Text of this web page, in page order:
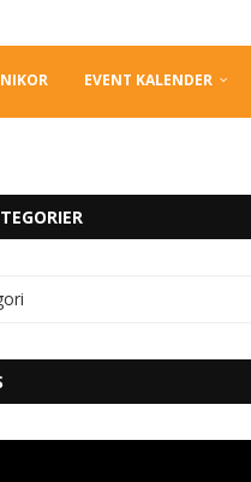
EVENT KALENDER